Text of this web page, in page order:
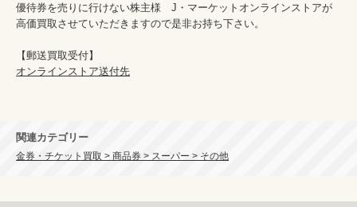
優待券を売りに行けない株主様　J・マーケットオンラインストアが
高価買取させていただきますので是非お持ち下さい。
オンラインストア送付先
関連カテゴリー
金券・チケット買取 > 商品券 > スーパー > その他